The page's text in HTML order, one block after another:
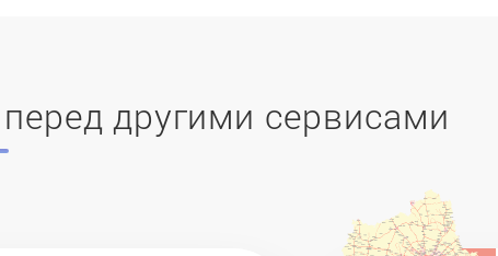
другими сервисами